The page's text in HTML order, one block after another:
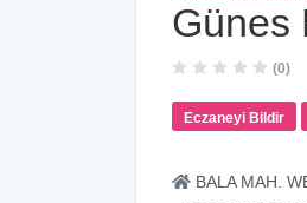
Günes
(0)
Eczaneyi Bildir
BALA MAH.